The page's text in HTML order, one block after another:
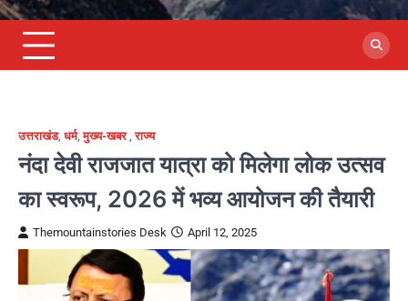
उत्तराखंड, धर्म,मुख्य-खबर,राज्य
नंदा देवी राजजात यात्रा को मिलेगा लोक उत्सव
का स्वरूप, 2026 में भव्य आयोजन की तैयारी
Themountainstories Desk April 12, 2025